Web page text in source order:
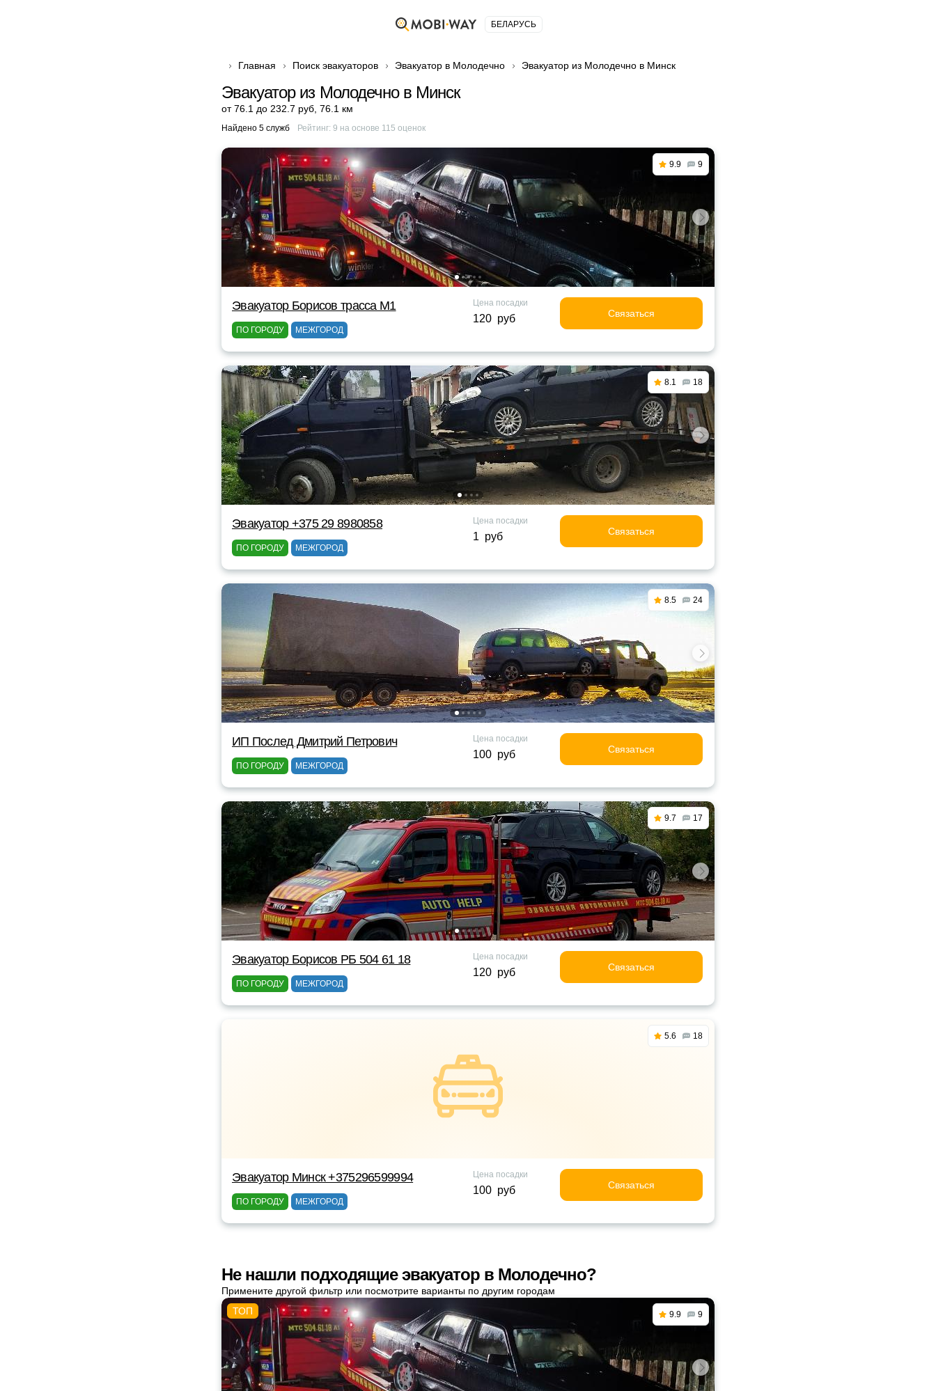
БЕЛАРУСЬ
Главная Поиск эвакуаторов Эвакуатор в Молодечно Эвакуатор из Молодечно в Минск
Эвакуатор из Молодечно в Минск
от 76.1 до 232.7 руб 76.1 км
Найдено 5 служб Рейтинг: 9 на основе 115 оценок
9.9 9
Эвакуатор Борисов трасса М1
ПО ГОРОДУ МЕЖГОРОД
Цена посадки
120 руб Связаться
8.1 18
Эвакуатор +375 29 8980858
ПО ГОРОДУ МЕЖГОРОД
Цена посадки
1 руб Связаться
8.5 24
ИП Послед Дмитрий Петрович
ПО ГОРОДУ МЕЖГОРОД
Цена посадки
100 руб Связаться
9.7 17
Эвакуатор Борисов РБ 504 61 18
ПО ГОРОДУ МЕЖГОРОД
Цена посадки
120 руб Связаться
5.6 18
Эвакуатор Минск +375296599994
ПО ГОРОДУ МЕЖГОРОД
Цена посадки
100 руб Связаться
Не нашли подходящие эвакуатор в Молодечно?
Примените другой фильтр или посмотрите варианты по другим городам
9.9 9